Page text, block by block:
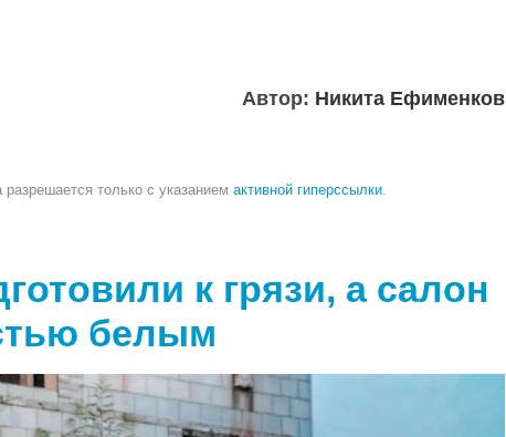
Автор: Никита Ефименков
только с указанием активной гиперссылки.
к грязи, а салон
белым